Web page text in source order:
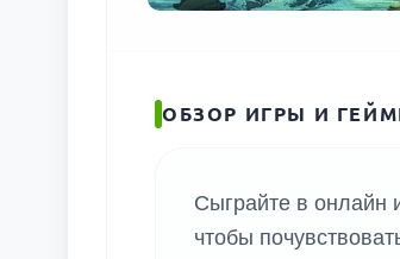
ОБЗОР ИГРЫ И
Сыграйте в онлайн
чтобы